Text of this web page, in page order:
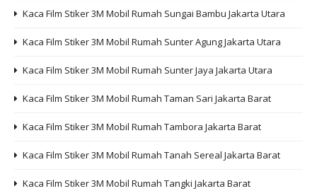
Kaca Film Stiker 3M Mobil Rumah Sungai Bambu Jakarta Utara
Kaca Film Stiker 3M Mobil Rumah Sunter Agung Jakarta Utara
Kaca Film Stiker 3M Mobil Rumah Sunter Jaya Jakarta Utara
Kaca Film Stiker 3M Mobil Rumah Taman Sari Jakarta Barat
Kaca Film Stiker 3M Mobil Rumah Tambora Jakarta Barat
Kaca Film Stiker 3M Mobil Rumah Tanah Sereal Jakarta Barat
Kaca Film Stiker 3M Mobil Rumah Tangki Jakarta Barat